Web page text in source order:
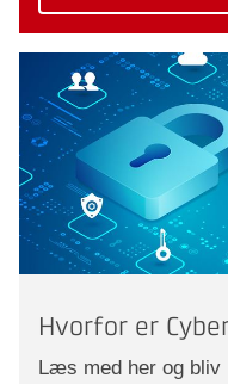
Hvorfor er
Læs med her og bliv